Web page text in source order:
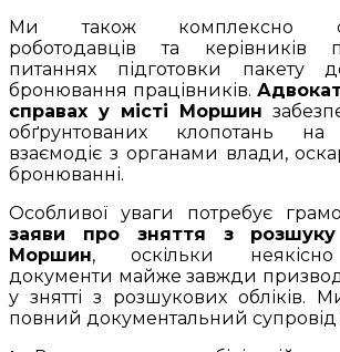
Ми також комплексно
роботодавців та керівників
питаннях підготовки пакету
бронювання працівників.
справах у місті Моршин
обґрунтованих клопотань на
взаємодіє з органами влади,
бронюванні.
Особливої уваги потребує
заяви про зняття з
Моршин, оскільки неякісно
документи майже завжди
у знятті з розшукових обліків.
повний документальний супровід